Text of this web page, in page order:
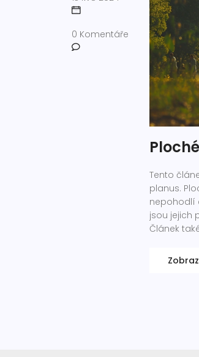
0 Komentáře
Tento
planus.
nepohodlí
jsou jejich
Článek